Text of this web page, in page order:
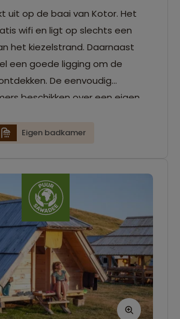
uit op de baai van Kotor. Het
wifi en ligt op slechts een
het kiezelstrand. Daarnaast
een goede ligging om de
De eenvoudig
beschikken over een eigen
terecht.
Eigen badkamer